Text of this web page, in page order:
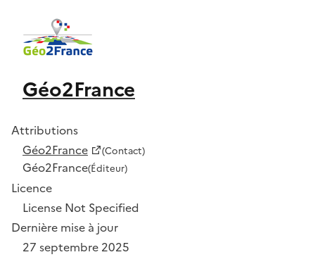
Géo2France
Attributions
Géo2France
(Contact)
Géo2France(Éditeur)
Licence
License Not Specified
Dernière mise à jour
27 septembre 2025